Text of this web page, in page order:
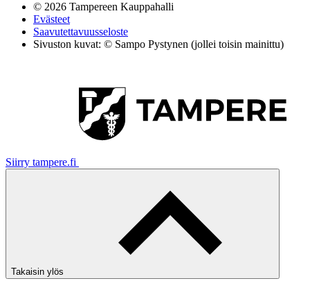
© 2026 Tampereen Kauppahalli
Evästeet
Saavutettavuusseloste
Sivuston kuvat: © Sampo Pystynen (jollei toisin mainittu)
Siirry tampere.fi
Takaisin ylös